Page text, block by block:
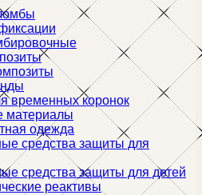
временных коронок
материалы
одежда
средства защиты для
средства защиты для детей
реактивы